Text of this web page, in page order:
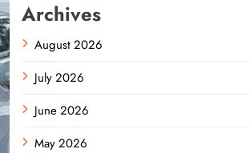
Archives
August 2026
July 2026
June 2026
May 2026